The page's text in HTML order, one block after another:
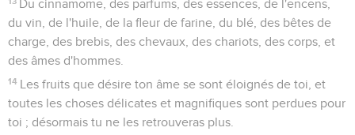
Du cinnamome, des parfums, des essences, de l'encens,
du vin, de l'huile, de la fleur de farine, du blé, des bêtes de
charge, des brebis, des chevaux, des chariots, des corps, et
des âmes d'hommes.
14 Les fruits que désire ton âme se sont éloignés de toi, et
toutes les choses délicates et magnifiques sont perdues pour
toi ; désormais tu ne les retrouveras plus.